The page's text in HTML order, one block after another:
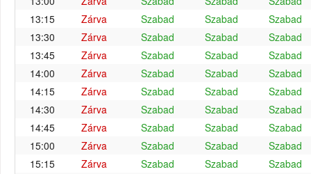
13:15
Zárva Szabad Szabad
Szabad
13:30
Zárva Szabad Szabad
Szabad
13:45
Zárva Szabad Szabad
Szabad
14:00
Zárva Szabad Szabad
Szabad
14:15
Zárva Szabad Szabad
Szabad
14:30
Zárva Szabad Szabad
Szabad
14:45
Zárva Szabad Szabad
Szabad
15:00
Zárva Szabad Szabad
Szabad
15:15
Zárva Szabad Szabad
Szabad